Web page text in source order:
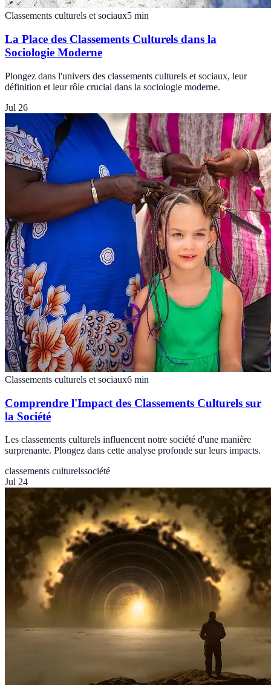
Classements culturels et sociaux5 min
La Place des Classements Culturels dans la
Sociologie Moderne
Plongez dans l'univers des classements culturels et sociaux, leur
définition et leur rôle crucial dans la sociologie moderne.
Jul 26
Classements culturels et sociaux6 min
Comprendre l'Impact des Classements Culturels sur
la Société
Les classements culturels influencent notre société d'une manière
surprenante. Plongez dans cette analyse profonde sur leurs impacts.
classements culturelssociété
Jul 24